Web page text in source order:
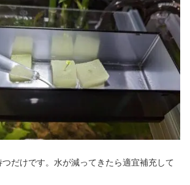
だけです。水が減ってきたら適宜補充して